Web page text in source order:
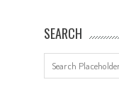
SEARCH